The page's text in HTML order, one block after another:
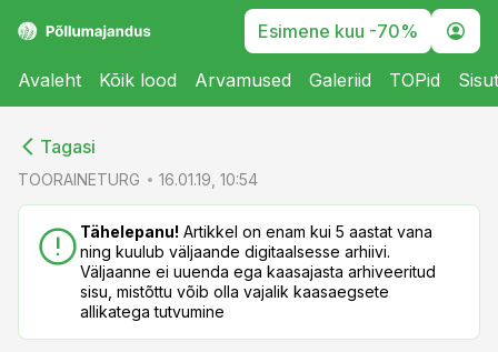
Esimene kuu -70%
Avaleht Kõik lood Arvamused Galeriid TOPid
Tagasi
TOORAINETURG 16.01.19, 10:54
Tähelepanu! Artikkel on enam kui 5 aastat vana
ning kuulub väljaande digitaalsesse arhiivi.
Väljaanne ei uuenda ega kaasajasta arhiveeritud
sisu, mistõttu võib olla vajalik kaasaegsete
allikatega tutvumine